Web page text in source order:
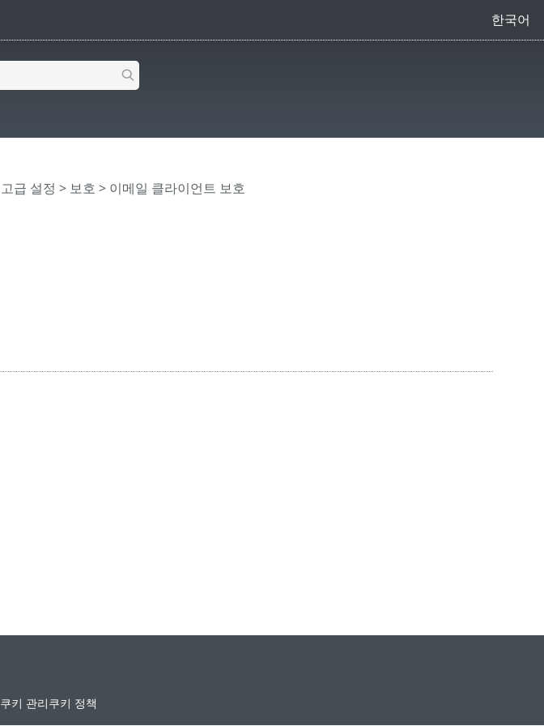
한국어
고급 설정 > 보호 > 이메일 클라이언트 보호
쿠키 관리쿠키 정책